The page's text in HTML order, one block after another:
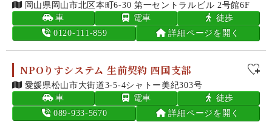
岡山県岡山市北区本町6-30 第一セントラルビル 2号館6F
車
電車
徒歩
0120-111-859
詳細ページを開く
NPOりすシステム 生前契約 四国支部
愛媛県松山市大街道3-5-4シャトー美紀303号
車
電車
徒歩
089-933-5670
詳細ページを開く